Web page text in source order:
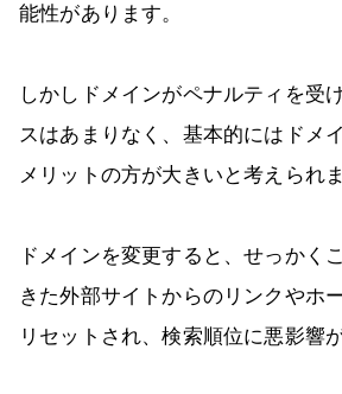
能性があります。
しかしドメインがペナルティを受
スはあまりなく、基本的にはドメ
メリットの方が大きいと考えられま
ドメインを変更すると、せっかく
きた外部サイトからのリンクやホ
リセットされ、検索順位に悪影響